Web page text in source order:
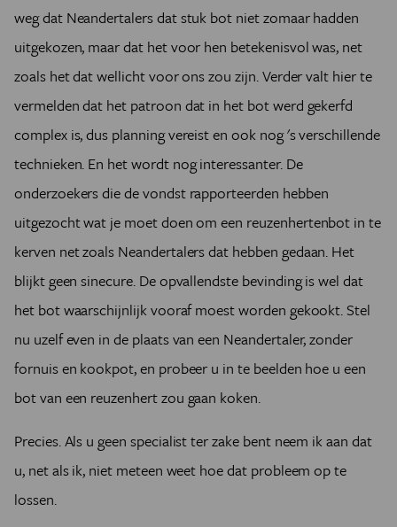
weg dat Neandertalers dat stuk bot niet zomaar hadden
uitgekozen, maar dat het voor hen betekenisvol was, net
zoals het dat wellicht voor ons zou zijn. Verder valt hier te
vermelden dat het patroon dat in het bot werd gekerfd
complex is, dus planning vereist en ook nog 's verschillende
technieken. En het wordt nog interessanter. De
onderzoekers die de vondst rapporteerden hebben
uitgezocht wat je moet doen om een reuzenhertenbot in te
kerven net zoals Neandertalers dat hebben gedaan. Het
blijkt geen sinecure. De opvallendste bevinding is wel dat
het bot waarschijnlijk vooraf moest worden gekookt. Stel
nu uzelf even in de plaats van een Neandertaler, zonder
fornuis en kookpot, en probeer u in te beelden hoe u een
bot van een reuzenhert zou gaan koken.
Precies. Als u geen specialist ter zake bent neem ik aan dat
u, net als ik, niet meteen weet hoe dat probleem op te
lossen.